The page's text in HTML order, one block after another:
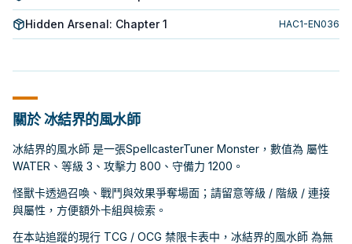
Hidden Arsenal: Chapter 1 HAC1-EN036
關於 冰結界的風水師
冰結界的風水師 是一張SpellcasterTuner Monster，數值為 屬性
WATER、等級 3、攻擊力 800、守備力 1200。
怪獸卡透過召喚、戰鬥與效果爭奪場面；請留意等級 / 階級 / 連接
與屬性，方便額外卡組與檢索。
在本站追蹤的現行 TCG / OCG 禁限卡表中，冰結界的風水師 為無